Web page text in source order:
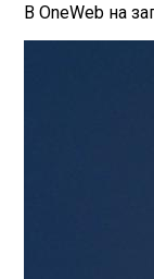
В OneWeb на